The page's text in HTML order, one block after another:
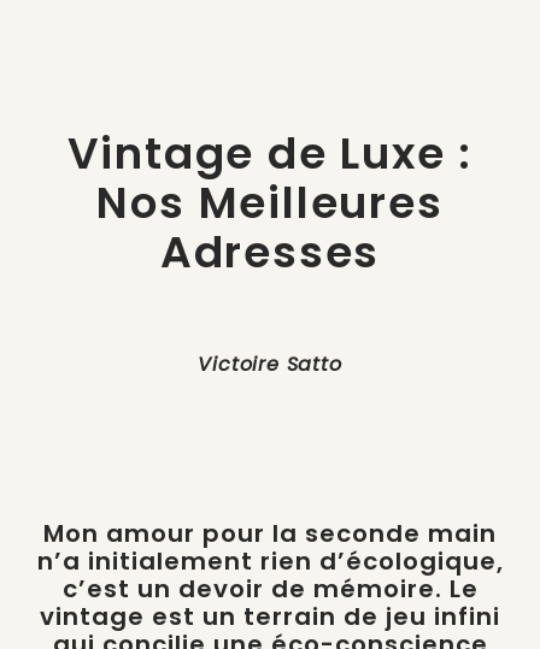
Vintage de Luxe :
Nos Meilleures
Adresses
Victoire Satto
Mon amour pour la seconde main
n’a initialement rien d’écologique,
c’est un devoir de mémoire. Le
vintage est un terrain de jeu infini